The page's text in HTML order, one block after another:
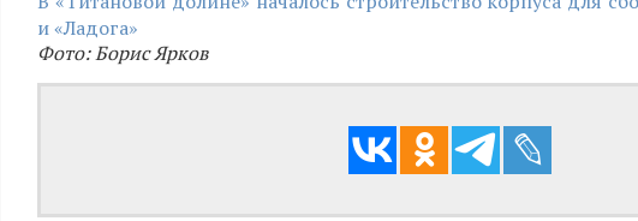
и «Ладога»
Фото: Борис Ярков